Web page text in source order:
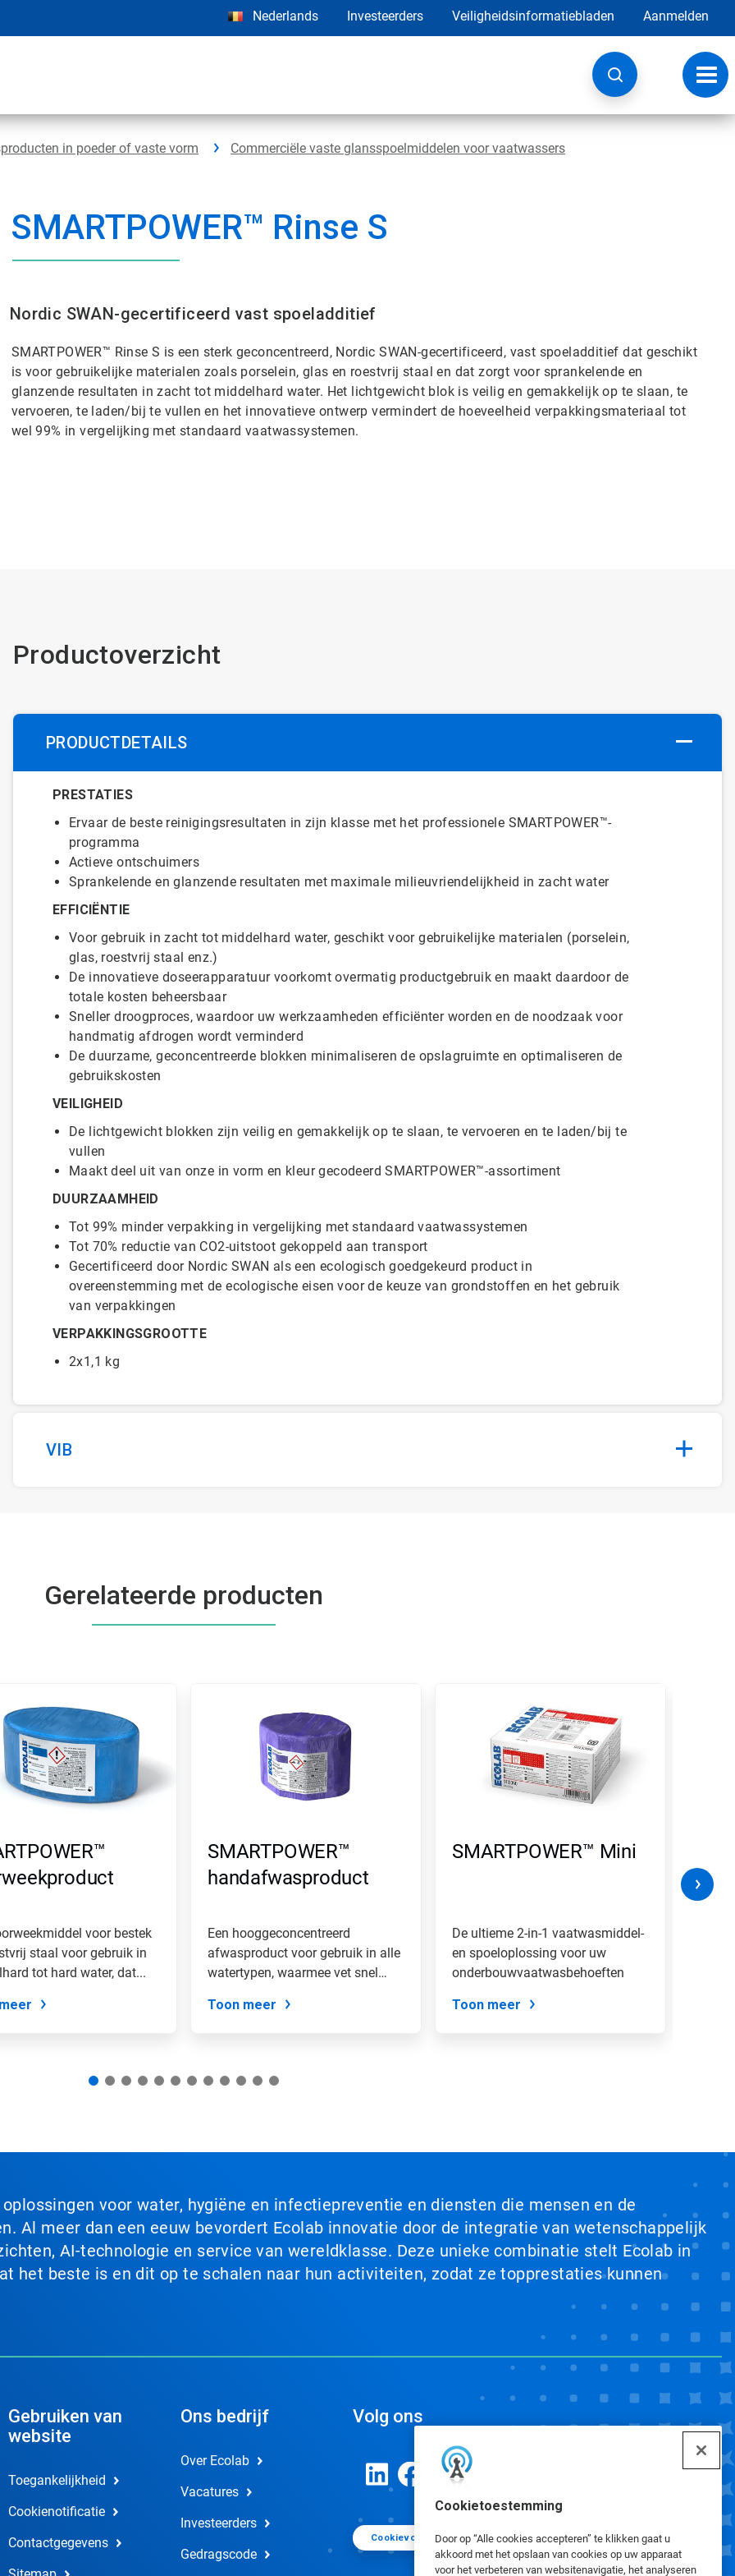
Cookietoestemming
Door op “Alle cookies accepteren” te klikken gaat u
akkoord met het opslaan van cookies op uw apparaat
voor het verbeteren van websitenavigatie, het analyseren
Nederlands Investeerders Veiligheidsinformatiebladen Aanmelden
in poeder of vaste vorm
Commerciële vaste glansspoelmiddelen voor vaatwassers
SMARTPOWER™ Rinse S
Nordic SWAN-gecertificeerd vast spoeladditief
SMARTPOWER™ Rinse S is een sterk geconcentreerd, Nordic SWAN-gecertificeerd, vast spoeladditief dat geschikt
is voor gebruikelijke materialen zoals porselein, glas en roestvrij staal en dat zorgt voor sprankelende en
glanzende resultaten in zacht tot middelhard water. Het lichtgewicht blok is veilig en gemakkelijk op te slaan, te
vervoeren, te laden/bij te vullen en het innovatieve ontwerp vermindert de hoeveelheid verpakkingsmateriaal tot
wel 99% in vergelijking met standaard vaatwassystemen.
Productoverzicht
PRODUCTDETAILS
PRESTATIES
Ervaar de beste reinigingsresultaten in zijn klasse met het professionele SMARTPOWER™-
programma
Actieve ontschuimers
Sprankelende en glanzende resultaten met maximale milieuvriendelijkheid in zacht water
EFFICIËNTIE
Voor gebruik in zacht tot middelhard water, geschikt voor gebruikelijke materialen (porselein,
glas, roestvrij staal enz.)
De innovatieve doseerapparatuur voorkomt overmatig productgebruik en maakt daardoor de
totale kosten beheersbaar
Sneller droogproces, waardoor uw werkzaamheden efficiënter worden en de noodzaak voor
handmatig afdrogen wordt verminderd
De duurzame, geconcentreerde blokken minimaliseren de opslagruimte en optimaliseren de
gebruikskosten
VEILIGHEID
De lichtgewicht blokken zijn veilig en gemakkelijk op te slaan, te vervoeren en te laden/bij te
vullen
Maakt deel uit van onze in vorm en kleur gecodeerd SMARTPOWER™-assortiment
DUURZAAMHEID
Tot 99% minder verpakking in vergelijking met standaard vaatwassystemen
Tot 70% reductie van CO2-uitstoot gekoppeld aan transport
Gecertificeerd door Nordic SWAN als een ecologisch goedgekeurd product in
overeenstemming met de ecologische eisen voor de keuze van grondstoffen en het gebruik
van verpakkingen
VERPAKKINGSGROOTTE
2x1,1 kg
VIB
Gerelateerde producten
voor bestek
staal voor gebruik in
tot hard water, dat...
SMARTPOWER™
handafwasproduct
Een hooggeconcentreerd
afwasproduct voor gebruik in alle
watertypen, waarmee vet snel
Toon meer
SMARTPOWER™ Mini
De ultieme 2-in-1 vaatwasmiddel-
en spoeloplossing voor uw
onderbouwvaatwasbehoeften
Toon meer
HD
voor water, hygiëne en infectiepreventie en diensten die mensen en de
Al meer dan een eeuw bevordert Ecolab innovatie door de integratie van wetenschappelijk
AI-technologie en service van wereldklasse. Deze unieke combinatie stelt Ecolab in
het beste is en dit op te schalen naar hun activiteiten, zodat ze topprestaties kunnen
Gebruiken van
website
Toegankelijkheid
Cookienotificatie
Contactgegevens
Ons bedrijf
Over Ecolab
Vacatures
Investeerders
Gedragscode
Volg ons
Cookievoorkeuren